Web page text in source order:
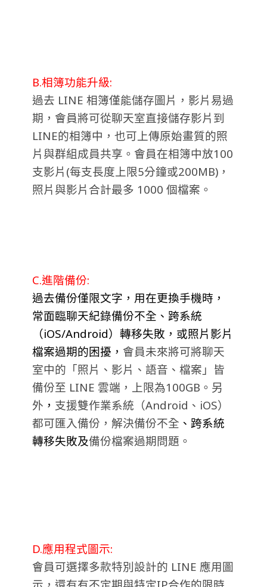
B.相簿功能升級:
過去 LINE 相簿僅能儲存圖片，影片易過
期，會員將可從聊天室直接儲存影片到
LINE的相簿中，也可上傳原始畫質的照
片與群組成員共享。會員在相簿中放100
支影片(每支長度上限5分鐘或200MB)，
照片與影片合計最多 1000 個檔案。
C.進階備份:
過去備份僅限文字，用在更換手機時，
常面臨聊天紀錄備份不全、跨系統
（iOS/Android）轉移失敗，或照片影片
檔案過期的困擾 ， 會員未來將可將聊天
室中的「照片、影片、語音、檔案」皆
備份至 LINE 雲端，上限為100GB。另
外 ， 支援雙作業系統（Android、iOS）
都可匯入備份，解決備份不全 、跨系統
轉移失敗及備份檔案過期問題。
D.應用程式圖示:
會員可選擇多款特別設計的 LINE 應用圖